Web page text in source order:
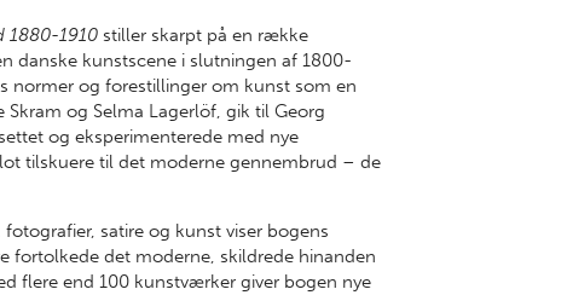
1880-1910 stiller skarpt på en række
danske kunstscene i slutningen af 1800-
normer og forestillinger om kunst som en
og Selma Lagerlöf, gik til Georg
og eksperimenterede med nye
tilskuere til det moderne gennembrud – de
satire og kunst viser bogens
fortolkede det moderne, skildrede hinanden
flere end 100 kunstværker giver bogen nye